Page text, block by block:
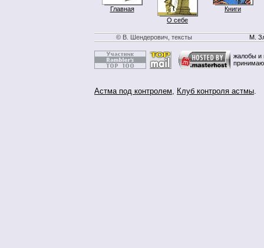
Главная
О себе
Книги
© В. Шендерович, тексты М.
жалобы и
Астма под контролем, Клуб контроля астмы.